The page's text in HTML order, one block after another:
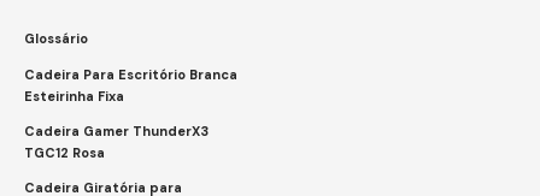
Glossário
Cadeira Para Escritório Branca
Esteirinha Fixa
Cadeira Gamer ThunderX3
TGC12 Rosa
Cadeira Giratória para